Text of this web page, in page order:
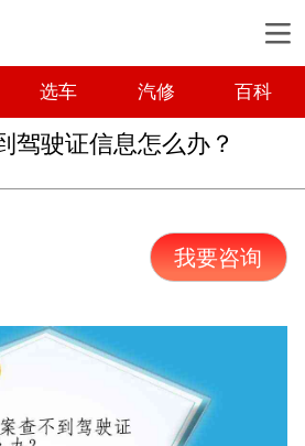
选车 汽修 百科
驾驶证信息怎么办？
我要咨询